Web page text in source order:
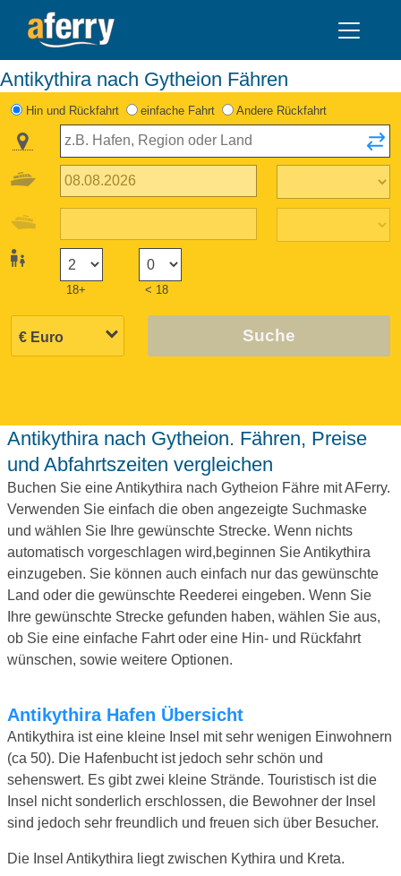
Antikythira nach Gytheion Fähren
Hin und Rückfahrt einfache Fahrt Andere Rückfahrt
18+ < 18
Suche
Antikythira nach Gytheion. Fähren, Preise
und Abfahrtszeiten vergleichen
Buchen Sie eine Antikythira nach Gytheion Fähre mit AFerry.
Verwenden Sie einfach die oben angezeigte Suchmaske
und wählen Sie Ihre gewünschte Strecke. Wenn nichts
automatisch vorgeschlagen wird,beginnen Sie Antikythira
einzugeben. Sie können auch einfach nur das gewünschte
Land oder die gewünschte Reederei eingeben. Wenn Sie
Ihre gewünschte Strecke gefunden haben, wählen Sie aus,
ob Sie eine einfache Fahrt oder eine Hin- und Rückfahrt
wünschen, sowie weitere Optionen.
Antikythira Hafen Übersicht
Antikythira ist eine kleine Insel mit sehr wenigen Einwohnern
(ca 50). Die Hafenbucht ist jedoch sehr schön und
sehenswert. Es gibt zwei kleine Strände. Touristisch ist die
Insel nicht sonderlich erschlossen, die Bewohner der Insel
sind jedoch sehr freundlich und freuen sich über Besucher.
Die Insel Antikythira liegt zwischen Kythira und Kreta.